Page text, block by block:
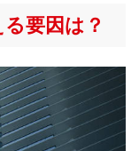
要因は？